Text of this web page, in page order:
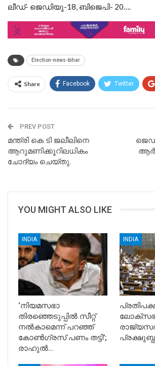
ലീഡ്- ജെഡിയു-18, ബിജെപി- 20….
Election-news-bihar
Share Facebook Twitter
PREV POST
മന്ത്രി കെ ടി ജലീലിനെ
ആറുമണിക്കൂറിലധികം
ചോദ്യം ചെയ്തു.
ആര്‍
YOU MIGHT ALSO LIKE
INDIA
‘നിയമസഭാ
തിരഞ്ഞെടുപ്പിൽ സീറ്റ്
നൽകാമെന്ന് പറഞ്ഞ്
കോൺഗ്രസ് പണം തട്ടി’;
രാഹുൽ…
INDIA